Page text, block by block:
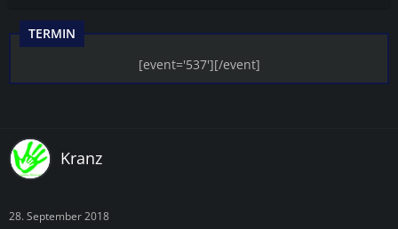
TERMIN
[event='537'][/event]
Kranz
28. September 2018